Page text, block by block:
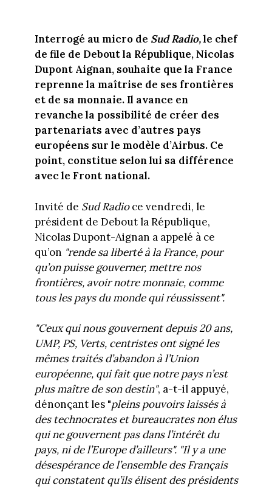
Interrogé au micro de Sud Radio,le chef
de file de Debout la République, Nicolas
Dupont Aignan, souhaite que la France
reprenne la maîtrise de ses frontières
et de sa monnaie. Il avance en
revanche la possibilité de créer des
partenariats avec d’autres pays
européens sur le modèle d’Airbus. Ce
point, constitue selon lui sa différence
avec le Front national.
Invité de Sud Radioce vendredi, le
président de Debout la République,
Nicolas Dupont-Aignan a appelé à ce
qu’on "rende sa liberté à la France, pour
qu’on puisse gouverner, mettre nos
frontières, avoir notre monnaie, comme
tous les pays du monde qui réussissent".
"Ceux qui nous gouvernent depuis 20 ans,
UMP, PS, Verts, centristes ont signé les
mêmes traités d’abandon à l’Union
européenne, qui fait que notre pays n’est
plus maître de son destin", a-t-il appuyé,
dénonçant les "pleins pouvoirs laissés à
des technocrates et bureaucrates non élus
qui ne gouvernent pas dans l’intérêt du
pays, ni de l’Europe d’ailleurs". "Il y a une
désespérance de l’ensemble des Français
qui constatent qu’ils élisent des présidents